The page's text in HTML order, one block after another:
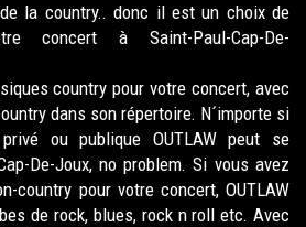
la country.. donc il est un choix de
concert à Saint-Paul-Cap-De-
country pour votre concert, avec
dans son répertoire. N´importe si
ou publique OUTLAW peut se
De-Joux, no problem. Si vous avez
country pour votre concert, OUTLAW
de rock, blues, rock n roll etc. Avec